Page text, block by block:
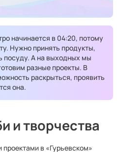
начинается в 04:20, потому
Нужно принять продукты,
посуду. А на выходных мы
разные проекты. В
раскрыться, проявить
она.
и творчества
в «Гурьевском»